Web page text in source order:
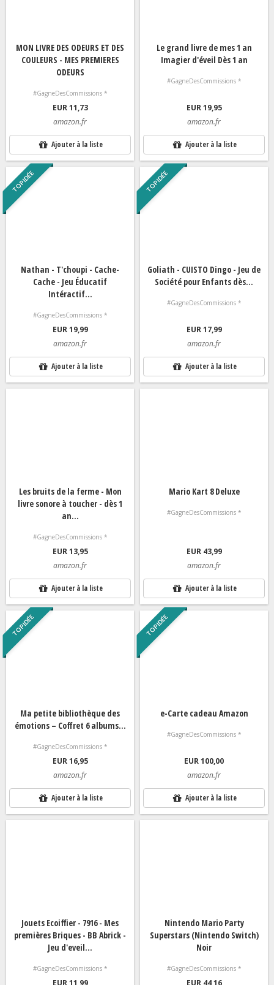
MON LIVRE DES ODEURS ET DES
COULEURS - MES PREMIERES
ODEURS
#GagneDesCommissions *
EUR 11,73
amazon.fr
Ajouter à la liste
Le grand livre de mes 1 an
Imagier d'éveil Dès 1 an
#GagneDesCommissions *
EUR 19,95
amazon.fr
Ajouter à la liste
TOP IDÉE
Nathan - T'choupi - Cache-
Cache - Jeu Éducatif
Intéractif...
#GagneDesCommissions *
EUR 19,99
amazon.fr
Ajouter à la liste
TOP IDÉE
Goliath - CUISTO Dingo - Jeu de
Société pour Enfants dès...
#GagneDesCommissions *
EUR 17,99
amazon.fr
Ajouter à la liste
Les bruits de la ferme - Mon
livre sonore à toucher - dès 1
an...
#GagneDesCommissions *
EUR 13,95
amazon.fr
Ajouter à la liste
Mario Kart 8 Deluxe
#GagneDesCommissions *
EUR 43,99
amazon.fr
Ajouter à la liste
TOP IDÉE
Ma petite bibliothèque des
émotions – Coffret 6 albums...
#GagneDesCommissions *
EUR 16,95
amazon.fr
Ajouter à la liste
TOP IDÉE
e-Carte cadeau Amazon
#GagneDesCommissions *
EUR 100,00
amazon.fr
Ajouter à la liste
Jouets Ecoiffier - 7916 - Mes
premières Briques - BB Abrick -
Jeu d'eveil...
#GagneDesCommissions *
Nintendo Mario Party
Superstars (Nintendo Switch)
Noir
#GagneDesCommissions *